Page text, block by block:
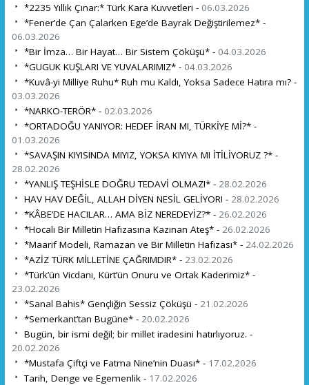
*2235 Yıllık Çınar:* Türk Kara Kuvvetleri - 06.03.2026
*Fener’de Çan Çalarken Ege’de Bayrak Değiştirilemez* -
06.03.2026
*Bir İmza… Bir Hayat… Bir Sistem Çöküşü* - 04.03.2026
*GUGUK KUŞLARI VE YUVALARIMIZ* - 04.03.2026
*Kuvâ-yi Milliye Ruhu* Ruh mu Kaldı, Yoksa Sadece Hatıra mı? -
03.03.2026
*NARKO-TERÖR* - 02.03.2026
*ORTADOĞU YANIYOR: HEDEF İRAN MI, TÜRKİYE Mİ?* -
01.03.2026
*SAVAŞIN KIYISINDA MIYIZ, YOKSA KIYIYA MI İTİLİYORUZ ?* -
28.02.2026
*YANLIŞ TEŞHİSLE DOĞRU TEDAVİ OLMAZ!* - 28.02.2026
HAV HAV DEĞİL, ALLAH DİYEN NESİL GELİYOR! - 28.02.2026
*KÂBE’DE HACILAR… AMA BİZ NEREDEYİZ?* - 26.02.2026
*Hocalı Bir Milletin Hafızasına Kazınan Ateş* - 26.02.2026
*Maarif Modeli, Ramazan ve Bir Milletin Hafızası* - 24.02.2026
*AZİZ TÜRK MİLLETİNE ÇAĞRIMDIR* - 23.02.2026
*Türk’ün Vicdanı, Kürt’ün Onuru ve Ortak Kaderimiz* -
23.02.2026
*Sanal Bahis* Gençliğin Sessiz Çöküşü - 21.02.2026
*Semerkant’tan Bugüne* - 20.02.2026
Bugün, bir ismi değil; bir millet iradesini hatırlıyoruz. -
20.02.2026
*Mustafa Çiftçi ve Fatma Nine’nin Duası* - 17.02.2026
Tarih, Denge ve Egemenlik - 17.02.2026